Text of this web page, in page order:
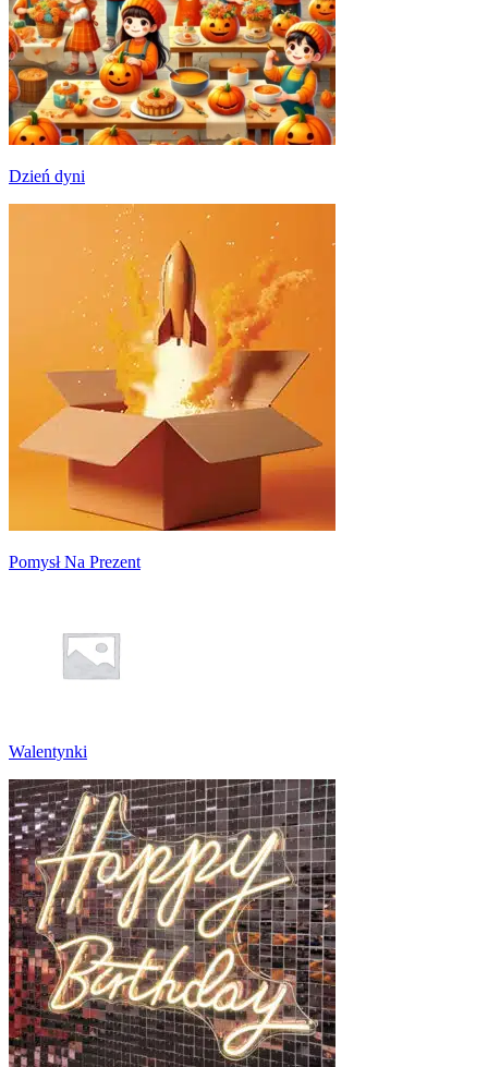
Dzień dyni
Pomysł Na Prezent
Walentynki